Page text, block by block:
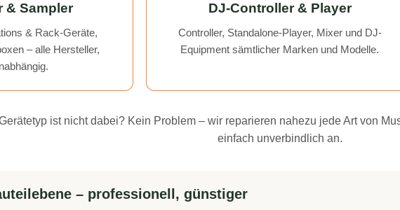
& Sampler
& Rack-Geräte,
– alle Hersteller,
DJ-Controller & Player
Controller, Standalone-Player, Mixer und DJ-
Equipment sämtlicher Marken und Modelle.
Gerätetyp ist nicht dabei? Kein Problem – wir reparieren nahezu jede Art von
einfach unverbindlich an.
– professionell, günstiger